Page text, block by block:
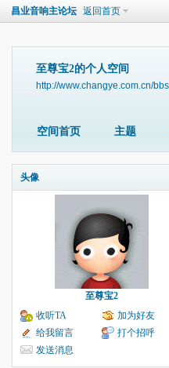
昌业音响主论坛 返回首页
至尊宝2的个人空间
http://www.changye.com.cn/
空间首页 主题
头像
至尊宝2
收听TA
加为好友
给我留言
打个招呼
发送消息